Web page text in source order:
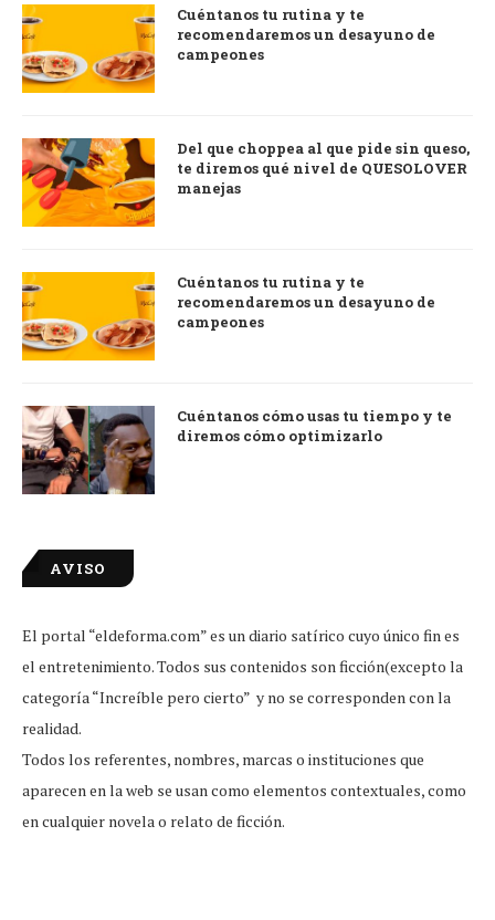
Cuéntanos tu rutina y te
recomendaremos un desayuno de
campeones
Del que choppea al que pide sin queso,
te diremos qué nivel de QUESOLOVER
manejas
Cuéntanos tu rutina y te
recomendaremos un desayuno de
campeones
Cuéntanos cómo usas tu tiempo y te
diremos cómo optimizarlo
AVISO
El portal “eldeforma.com” es un diario satírico cuyo único fin es
el entretenimiento. Todos sus contenidos son ficción(excepto la
categoría “Increíble pero cierto” y no se corresponden con la
realidad.
Todos los referentes, nombres, marcas o instituciones que
aparecen en la web se usan como elementos contextuales, como
en cualquier novela o relato de ficción.